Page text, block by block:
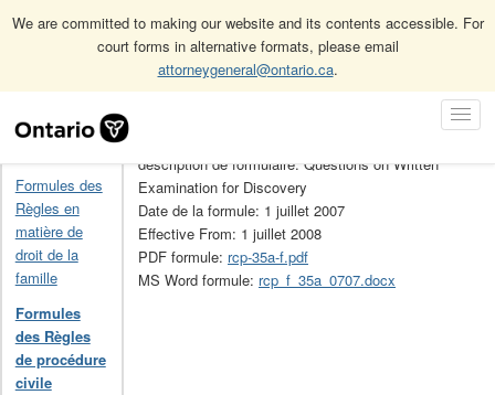
We are committed to making our website and its contents accessible. For
court forms in alternative formats, please email
attorneygeneral@ontario.ca.
Navigation
Accueil Formules des Règles de procédure civile 35A
Formules des
Règles en
matière de
droit de la
famille
Formules
des Règles
de procédure
civile
description de formulaire: Questions on Written
Examination for Discovery
Date de la formule: 1 juillet 2007
Effective From: 1 juillet 2008
PDF formule: rcp-35a-f.pdf
MS Word formule: rcp_f_35a_0707.docx